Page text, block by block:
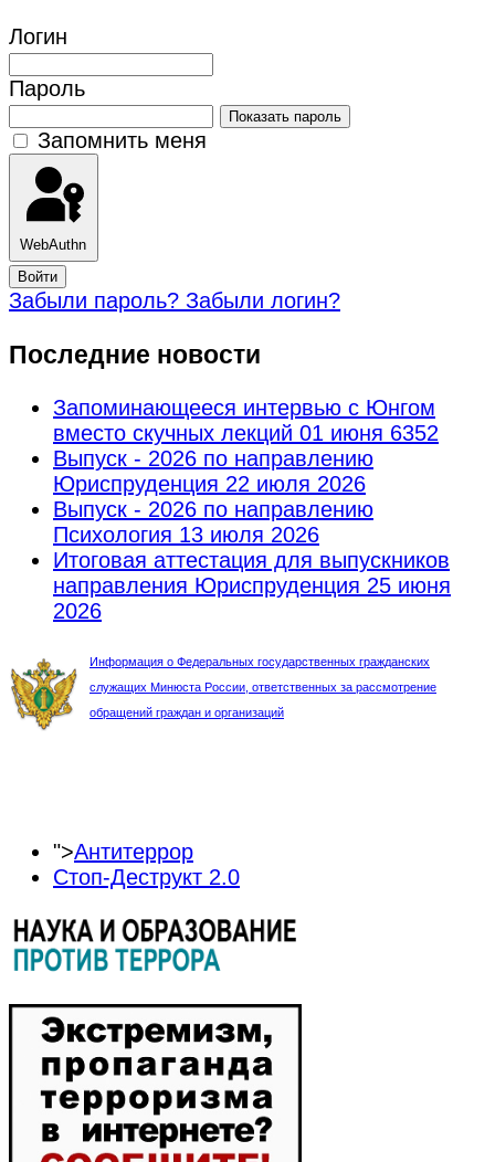
Логин
Пароль
Показать пароль
Запомнить меня
WebAuthn
Войти
Забыли пароль? Забыли логин?
Последние новости
Запоминающееся интервью с Юнгом
вместо скучных лекций 01 июня 6352
Выпуск - 2026 по направлению
Юриспруденция 22 июля 2026
Выпуск - 2026 по направлению
Психология 13 июля 2026
Итоговая аттестация для выпускников
направления Юриспруденция 25 июня
2026
Информация о Федеральных государственных гражданских
служащих Минюста России, ответственных за рассмотрение
обращений граждан и организаций
">Антитеррор
Стоп-Деструкт 2.0